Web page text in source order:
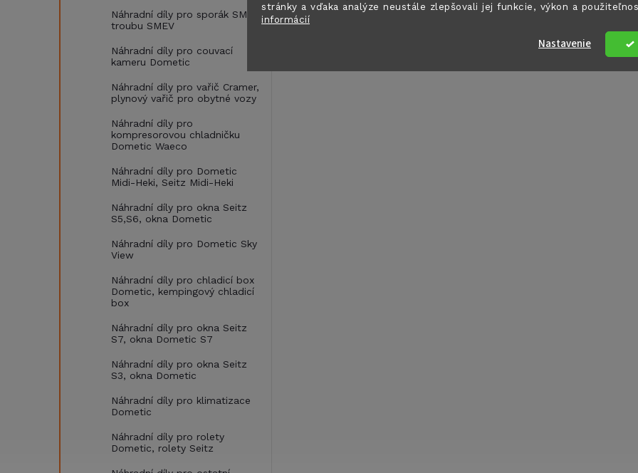
stránky a vďaka analýze neustále zlepšovali jej funkcie, výkon a
informácií
Nastavenie
Náhradní díly pro sporák SMEV,
troubu SMEV
Náhradní díly pro couvací
kameru Dometic
Náhradní díly pro vařič Cramer,
plynový vařič pro obytné vozy
Náhradní díly pro
kompresorovou chladničku
Dometic Waeco
Náhradní díly pro Dometic
Midi-Heki, Seitz Midi-Heki
Náhradní díly pro okna Seitz
S5,S6, okna Dometic
Náhradní díly pro Dometic Sky
View
Náhradní díly pro chladicí box
Dometic, kempingový chladicí
box
Náhradní díly pro okna Seitz
S7, okna Dometic S7
Náhradní díly pro okna Seitz
S3, okna Dometic
Náhradní díly pro klimatizace
Dometic
Náhradní díly pro rolety
Dometic, rolety Seitz